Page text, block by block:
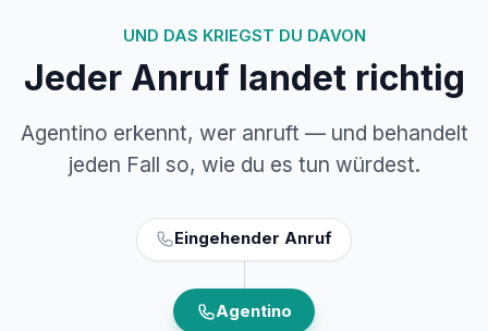
UND DAS KRIEGST DU DAVON
Jeder Anruf landet richtig
Agentino erkennt, wer anruft — und behandelt
jeden Fall so, wie du es tun würdest.
Eingehender Anruf
Agentino